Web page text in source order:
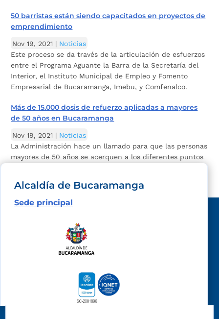
50 barristas están siendo capacitados en proyectos de
emprendimiento
Nov 19, 2021 | Noticias
Este proceso se da través de la articulación de esfuerzos
entre el Programa Aguante la Barra de la Secretaría del
Interior, el Instituto Municipal de Empleo y Fomento
Empresarial de Bucaramanga, Imebu, y Comfenalco.
Más de 15.000 dosis de refuerzo aplicadas a mayores
de 50 años en Bucaramanga
Nov 19, 2021 | Noticias
La Administración hace un llamado para que las personas
mayores de 50 años se acerquen a los diferentes puntos
Alcaldía de Bucaramanga
Sede principal